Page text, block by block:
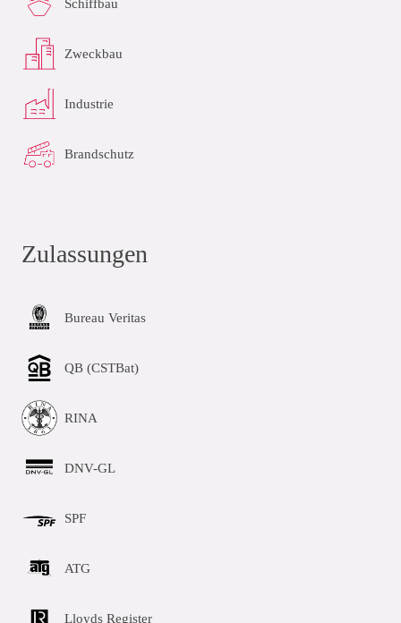
Schiffbau
Zweckbau
Industrie
Brandschutz
Zulassungen
Bureau Veritas
QB (CSTBat)
RINA
DNV-GL
SPF
ATG
Lloyds Register